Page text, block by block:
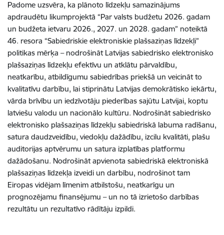
Padome uzsvēra, ka plānoto līdzekļu samazinājums
apdraudētu likumprojektā “Par valsts budžetu 2026. gadam
un budžeta ietvaru 2026., 2027. un 2028. gadam” noteiktā
46. resora “Sabiedriskie elektroniskie plašsaziņas līdzekļi”
politikas mērķa – nodrošināt Latvijas sabiedrisko elektronisko
plašsaziņas līdzekļu efektīvu un atklātu pārvaldību,
neatkarību, atbildīgumu sabiedrības priekšā un veicināt to
kvalitatīvu darbību, lai stiprinātu Latvijas demokrātisko iekārtu,
vārda brīvību un iedzīvotāju piederības sajūtu Latvijai, koptu
latviešu valodu un nacionālo kultūru. Nodrošināt sabiedrisko
elektronisko plašsaziņas līdzekļu sabiedriskā labuma radīšanu,
satura daudzveidību, viedokļu dažādību, izcilu kvalitāti, plašu
auditorijas aptvērumu un satura izplatības platformu
dažādošanu. Nodrošināt apvienota sabiedriskā elektroniskā
plašsaziņas līdzekļa izveidi un darbību, nodrošinot tam
Eiropas vidējam līmenim atbilstošu, neatkarīgu un
prognozējamu finansējumu – un no tā izrietošo darbības
rezultātu un rezultatīvo rādītāju izpildi.